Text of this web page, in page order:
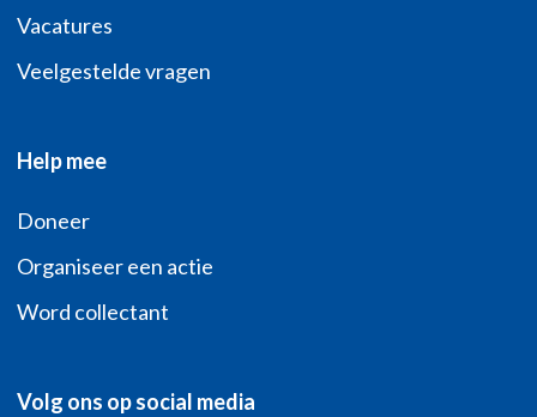
Vacatures
Veelgestelde vragen
Help mee
Doneer
Organiseer een actie
Word collectant
Volg ons op social media